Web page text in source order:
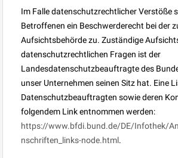
Im Falle datenschutzrechtlicher Verstöße
Betroffenen ein Beschwerderecht bei der
Aufsichtsbehörde zu. Zuständige
datenschutzrechtlichen Fragen ist der
Landesdatenschutzbeauftragte des
unser Unternehmen seinen Sitz hat. Eine
Datenschutzbeauftragten sowie deren
folgendem Link entnommen werden:
https://www.bfdi.bund.de/DE/Infothek/
nschriften_links-node.html.